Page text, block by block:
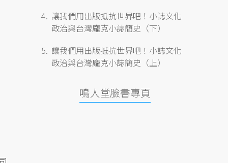
讓我們用出版抵抗世界吧！小誌文化
政治與台灣龐克小誌簡史（下）
讓我們用出版抵抗世界吧！小誌文化
政治與台灣龐克小誌簡史（上）
鳴人堂臉書專頁